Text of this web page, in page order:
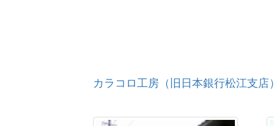
カラコロ工房（旧日本銀行松江支店